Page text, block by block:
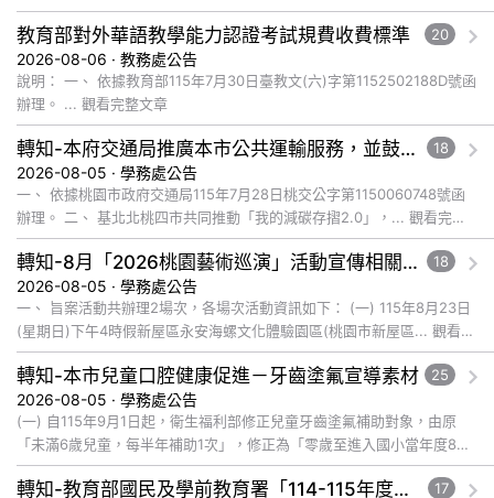
教育部對外華語教學能力認證考試規費收費標準 20
2026-08-06 · 教務處公告
說明： 一、 依據教育部115年7月30日臺教文(六)字第1152502188D號函
辦理。 ... 觀看完整文章
轉知-本府交通局推廣本市公共運輸服務，並鼓勵所屬員工、師生及家長參與基北北桃「我的減碳存摺2.0」全民運動 18
2026-08-05 · 學務處公告
一、 依據桃園市政府交通局115年7月28日桃交公字第1150060748號函
辦理。 二、 基北北桃四市共同推動「我的減碳存摺2.0」，... 觀看完整
文章
轉知-8月「2026桃園藝術巡演」活動宣傳相關事宜 18
2026-08-05 · 學務處公告
一、 旨案活動共辦理2場次，各場次活動資訊如下： (一) 115年8月23日
(星期日)下午4時假新屋區永安海螺文化體驗園區(桃園市新屋區... 觀看完
整文章
轉知-本市兒童口腔健康促進－牙齒塗氟宣導素材 25
2026-08-05 · 學務處公告
(一) 自115年9月1日起，衛生福利部修正兒童牙齒塗氟補助對象，由原
「未滿6歲兒童，每半年補助1次」，修正為「零歲至進入國小當年度8月
31日止，每半年補助1次」。本次修正係擴大兒童牙齒塗氟服... 觀看完整
文章
轉知-教育部國民及學前教育署「114-115年度COVID-19疫苗接種計畫」公費接種對象擴大為「滿6個月以上尚未接種之民眾」措施，延長至115年9月28日止 17